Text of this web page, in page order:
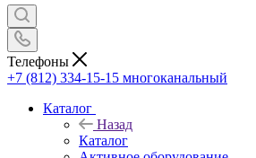
Телефоны
+7 (812) 334-15-15 многоканальный
Каталог
Назад
Каталог